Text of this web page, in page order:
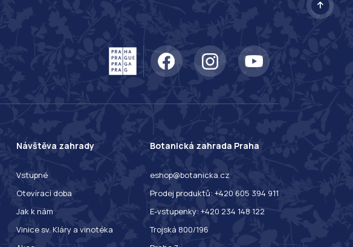
Návštěva zahrady
Vstupné
Otevírací doba
Jak k nám
Vinice sv. Kláry a vinotéka
Botanická zahrada Praha
eshop@botanicka.cz
Prodej produktů: +420 605 394 911
E-vstupenky: +420 234 148 122
Trojská 800/196